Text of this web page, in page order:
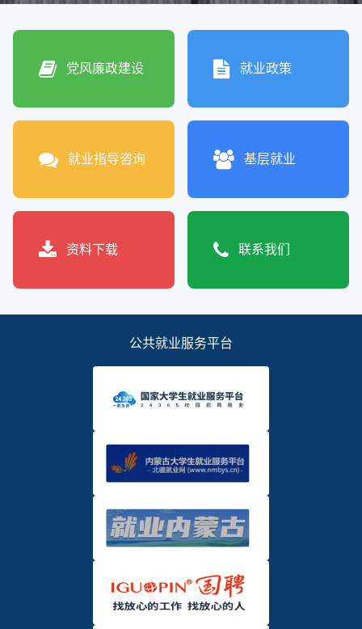
党风廉政建设 就业政策
就业指导咨询 基层就业
资料下载 联系我们
公共就业服务平台